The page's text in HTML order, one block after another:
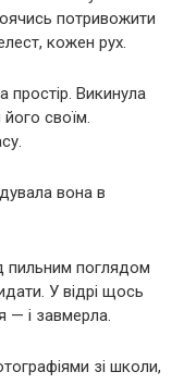
потривожити
кожен рух.
простір. Викинула
своїм.
вона в
пильним поглядом
У відрі щось
— і завмерла.
зі школи,